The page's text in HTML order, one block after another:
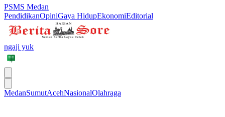
PSMS Medan
PendidikanOpiniGaya HidupEkonomiEditorial
ngaji yuk
MedanSumutAcehNasionalOlahraga